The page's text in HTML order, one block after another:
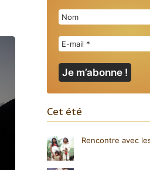
Cet été
Rencontre avec